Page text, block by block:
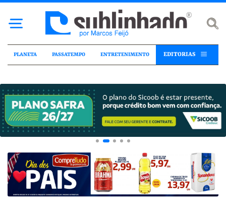
PLANETA PASSATEMPO ENTRETENIMENTO EDITORIAS